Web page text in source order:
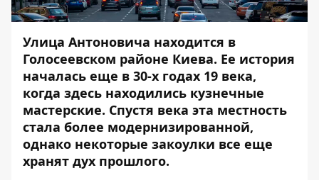
Улица Антоновича находится в
Голосеевском районе Киева. Ее история
началась еще в 30-х годах 19 века,
когда здесь находились кузнечные
мастерские. Спустя века эта местность
стала более модернизированной,
однако некоторые закоулки все еще
хранят дух прошлого.